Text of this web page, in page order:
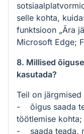
selle kohta,
funktsioon „Ära
Microsoft Edge;
8. Millised
kasutada?
Teil on järgmised
- õigus saada
töötlemise kohta;
- saada teada,